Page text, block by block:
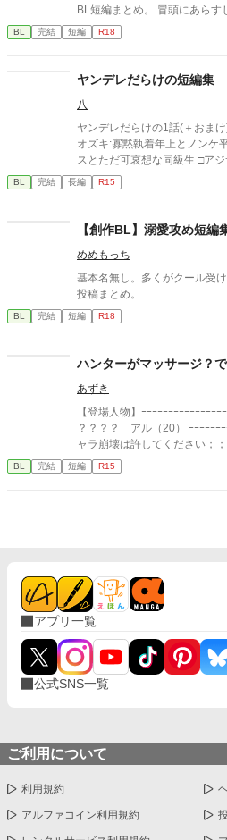
BL短編まとめ。 冒頭にあらす
BL 完結 短編 R18
ヤンデレだらけの短編集
八
ヤンデレだらけの1話(＋おまけ)読切短
オズキ:寡黙執着年上とノンケ
スとただ可哀想な同級生 □ア
ンダー:希死念慮不良とおバカ
地味ぼっち ムーンライトノベル様に別名義で投稿しています。 か
ければ嬉しいです！ 【異世界短編】単発ネタ殴り書き随時掲載。
◻︎お付きくんは反社ボスから
傲慢ボス
BL 完結 長編 R15
【創作BL】溺愛攻め短編
めめもっち
基本名無し。多くがクール受
投稿まとめ。
BL 完結 短編 R18
ハンターがマッサージ？
あずき
【登場人物】ｰｰｰｰｰｰｰｰｰｰｰｰｰ
？？？？ アル（20） ｰｰｰｰｰｰｰｰｰｰｰ
ャラ崩壊は許してください；；
BL 完結 短編 R15
アプリ一覧
公式SNS一覧
ご利用について
利用規約
アルファコイン利用規約